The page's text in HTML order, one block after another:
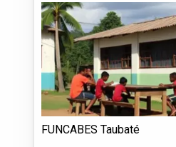
FUNCABES Taubaté